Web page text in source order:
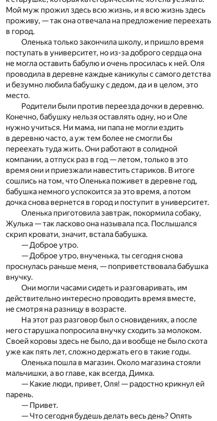
Мой муж прожил здесь всю жизнь, и я всю жизнь здесь
проживу, — так она отвечала на предложение переехать
в город.
Оленька только закончила школу, и пришло время
поступать в университет, но из-за доброго сердца она
не могла оставить бабулю и очень просилась к ней. Оля
проводила в деревне каждые каникулы с самого детства
и безумно любила бабушку c дедом, да и в целом, это
место.
Родители были против переезда дочки в деревню.
Конечно, бабушку нельзя оставлять одну, но и Оле
нужно учиться. Ни мама, ни папа не могли ездить
в деревню часто, а уж тем более не смогли бы
переехать туда жить. Они работают в солидной
компании, а отпуск раз в год — летом, только в это
время они и приезжали навестить стариков. В итоге
сошлись на том, что Оленька поживет в деревне год,
бабушка немного успокоится за это время, а потом
дочка снова вернется в город и поступит в университет.
Оленька приготовила завтрак, покормила собаку,
Жулька — так ласково она называла пса. Послышался
скрип кровати, значит, встала бабушка.
— Доброе утро.
— Доброе утро, внученька, ты сегодня снова
проснулась раньше меня, — поприветствовала бабушка
внучку.
Они могли часами сидеть и разговаривать, им
действительно интересно проводить время вместе,
не смотря на разницу в возрасте.
На этот раз разговор был о сновидениях, а после
него старушка попросила внучку сходить за молоком.
Своей коровы здесь не было, да и вообще не было скота
уже как пять лет, сложно держать его в такие годы.
Оленька пошла в магазин. Около магазина стояли
мальчишки, а во главе, как всегда, Димка.
— Какие люди, привет, Оля! — радостно крикнул ей
парень.
— Привет.
— Что сегодня будешь делать весь день? Опять